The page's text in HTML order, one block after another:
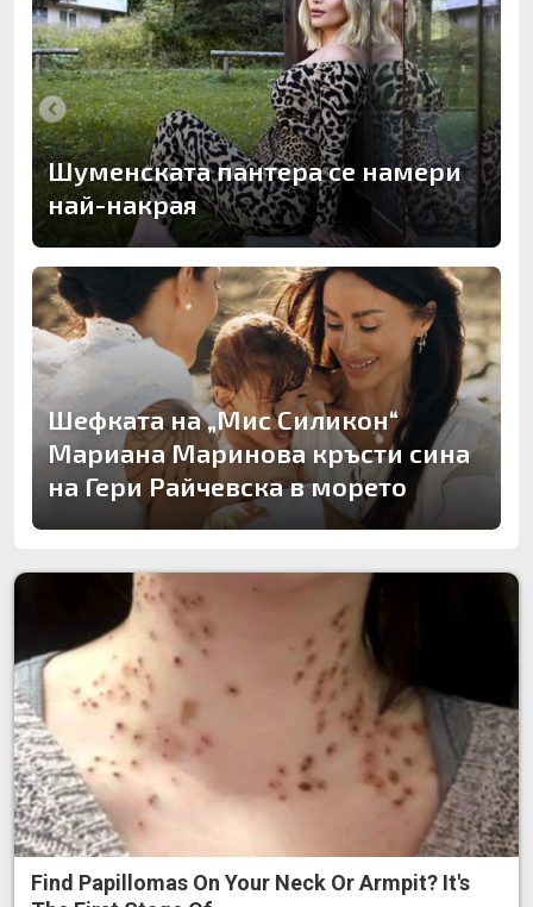
Шуменската пантера се намери
най-накрая
Шефката на „Мис Силикон“
Мариана Маринова кръсти сина
на Гери Райчевска в морето
Find Papillomas On Your Neck Or Armpit? It's